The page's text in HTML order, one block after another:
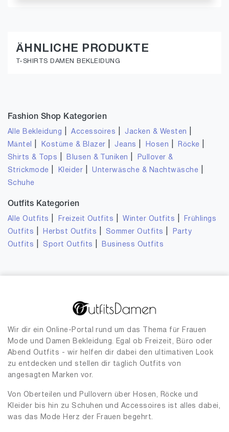
ÄHNLICHE PRODUKTE
T-SHIRTS DAMEN BEKLEIDUNG
Fashion Shop Kategorien
Alle Bekleidung |Accessoires Jacken & Westen
Mäntel Kostüme & Blazer Jeans Hosen Röcke
Shirts & Tops Blusen & Tuniken
Pullover &
Strickmode
Kleider |Unterwäsche & Nachtwäsche
Schuhe
Outfits Kategorien
Alle Outfits Freizeit Outfits |Winter Outfits
Frühlings
Outfits
Herbst Outfits Sommer Outfits
Party
Outfits
Sport Outfits Business Outfits
Wir dir ein Online-Portal rund um das Thema für Frauen
Mode und Damen Bekleidung. Egal ob Freizeit, Büro oder
Abend Outfits - wir helfen dir dabei den ultimativen Look
zu entdecken und stellen dir täglich Outfits von
angesagten Marken vor.
Von Oberteilen und Pullovern über Hosen, Röcke und
Kleider bis hin zu Schuhen und Accessoires ist alles dabei,
was das Mode Herz der Frauen begehrt.